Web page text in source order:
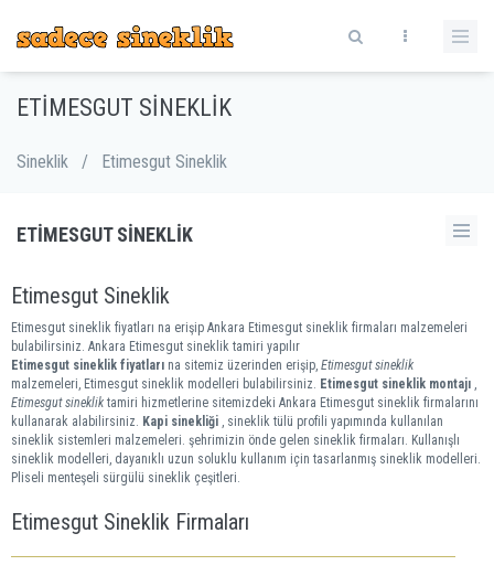
ETIMESGUT SINEKLIK
Sineklik / Etimesgut Sineklik
ETIMESGUT SINEKLIK
Etimesgut Sineklik
Etimesgut sineklik fiyatları na erişip Ankara Etimesgut sineklik firmaları malzemeleri
bulabilirsiniz. Ankara Etimesgut sineklik tamiri yapılır
Etimesgut sineklik fiyatları na sitemiz üzerinden erişip, Etimesgut sineklik
malzemeleri, Etimesgut sineklik modelleri bulabilirsiniz. Etimesgut sineklik montajı ,
Etimesgut sineklik tamiri hizmetlerine sitemizdeki Ankara Etimesgut sineklik firmalarını
kullanarak alabilirsiniz. Kapi sinekliği , sineklik tülü profili yapımında kullanılan
sineklik sistemleri malzemeleri. şehrimizin önde gelen sineklik firmaları. Kullanışlı
sineklik modelleri, dayanıklı uzun soluklu kullanım için tasarlanmış sineklik modelleri.
Pliseli menteşeli sürgülü sineklik çeşitleri.
Etimesgut Sineklik Firmaları